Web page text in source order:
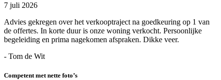
7 juli 2026
Advies gekregen over het verkooptraject na goedkeuring op 1 van
de offertes. In korte duur is onze woning verkocht. Persoonlijke
begeleiding en prima nagekomen afspraken. Dikke veer.
- Tom de Wit
Competent met nette foto’s